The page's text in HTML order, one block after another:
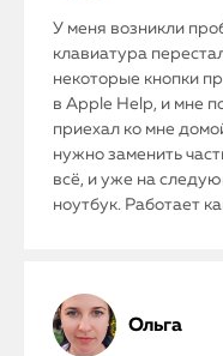
У меня возникли
клавиатура
некоторые кнопки
в Apple Help, и мне
приехал ко мне
нужно заменить
всё, и уже на
ноутбук. Работает
Ольга